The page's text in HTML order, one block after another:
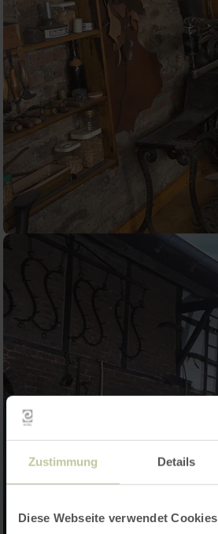
Zustimmung Details
Diese Webseite verwendet Cookies